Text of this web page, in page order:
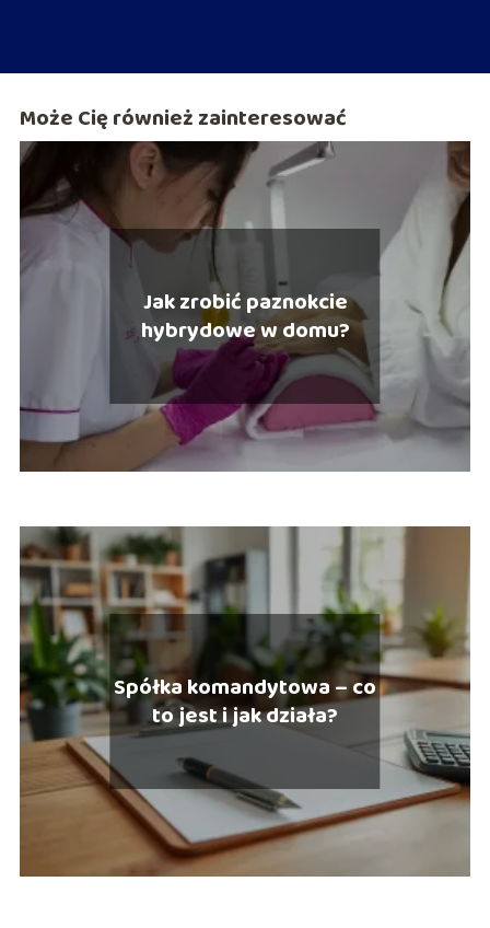
Może Cię również zainteresować
Jak zrobić paznokcie
hybrydowe w domu?
Spółka komandytowa – co
to jest i jak działa?